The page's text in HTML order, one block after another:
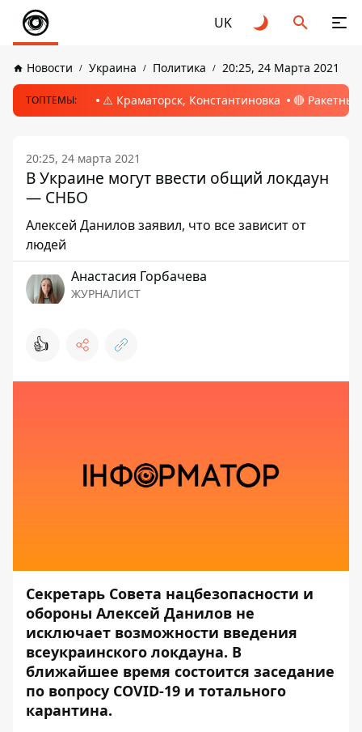
UK
Новости Украина Политика 20:25, 24 Марта 2021
ТОПТЕМЫ: ⚠️ Краматорск, Константиновка 🔴
20:25, 24 марта 2021
В Украине могут ввести общий локдаун
— СНБО
Алексей Данилов заявил, что все зависит от
людей
Анастасия Горбачева
ЖУРНАЛИСТ
👍
Секретарь Совета нацбезопасности и
обороны Алексей Данилов не
исключает возможности введения
всеукраинского локдауна. В
ближайшее время состоится заседание
по вопросу COVID-19 и тотального
карантина.